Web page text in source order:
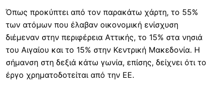
Όπως προκύπτει από τον παρακάτω χάρτη, το 55%
των ατόμων που έλαβαν οικονομική ενίσχυση
διέμεναν στην περιφέρεια Αττικής, το 15% στα νησιά
του Αιγαίου και το 15% στην Κεντρική Μακεδονία. Η
σήμανση στη δεξιά κάτω γωνία, επίσης, δείχνει ότι το
έργο χρηματοδοτείται από την ΕΕ.